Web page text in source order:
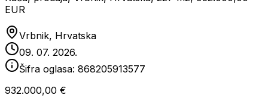
EUR
Vrbnik, Hrvatska
09. 07. 2026.
Šifra oglasa: 868205913577
932.000,00 €